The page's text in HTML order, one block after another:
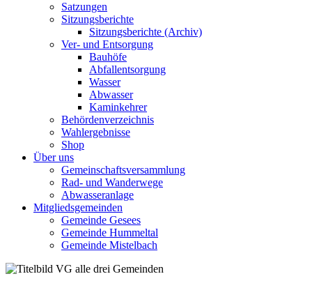
Satzungen
Sitzungsberichte
Sitzungsberichte (Archiv)
Ver- und Entsorgung
Bauhöfe
Abfallentsorgung
Wasser
Abwasser
Kaminkehrer
Behördenverzeichnis
Wahlergebnisse
Shop
Über uns
Gemeinschaftsversammlung
Rad- und Wanderwege
Abwasseranlage
Mitgliedsgemeinden
Gemeinde Gesees
Gemeinde Hummeltal
Gemeinde Mistelbach